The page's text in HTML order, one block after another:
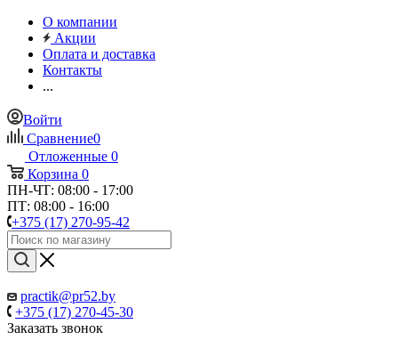
О компании
Акции
Оплата и доставка
Контакты
...
Войти
Сравнение0
Отложенные 0
Корзина 0
ПН-ЧТ: 08:00 - 17:00
ПТ: 08:00 - 16:00
+375 (17) 270-95-42
practik@pr52.by
+375 (17) 270-45-30
Заказать звонок